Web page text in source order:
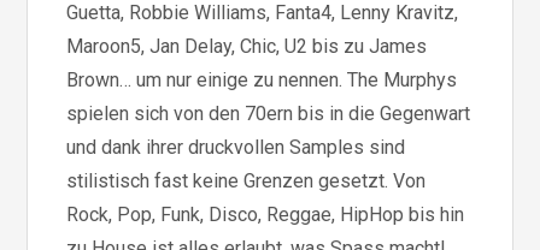
Guetta, Robbie Williams, Fanta4, Lenny Kravitz,
Maroon5, Jan Delay, Chic, U2 bis zu James
Brown… um nur einige zu nennen. The Murphys
spielen sich von den 70ern bis in die Gegenwart
und dank ihrer druckvollen Samples sind
stilistisch fast keine Grenzen gesetzt. Von
Rock, Pop, Funk, Disco, Reggae, HipHop bis hin